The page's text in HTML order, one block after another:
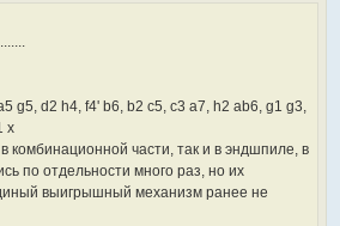
g5, d2 h4, f4' b6, b2 c5, c3 a7, h2 ab6, g1 g3,
x
комбинационной части, так и в эндшпиле, в
по отдельности много раз, но их
выигрышный механизм ранее не